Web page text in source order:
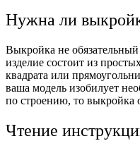
Нужна ли
Выкройка не
изделие состоит из
квадрата или
ваша модель изобилует
по строению, то выкройка
Чтение